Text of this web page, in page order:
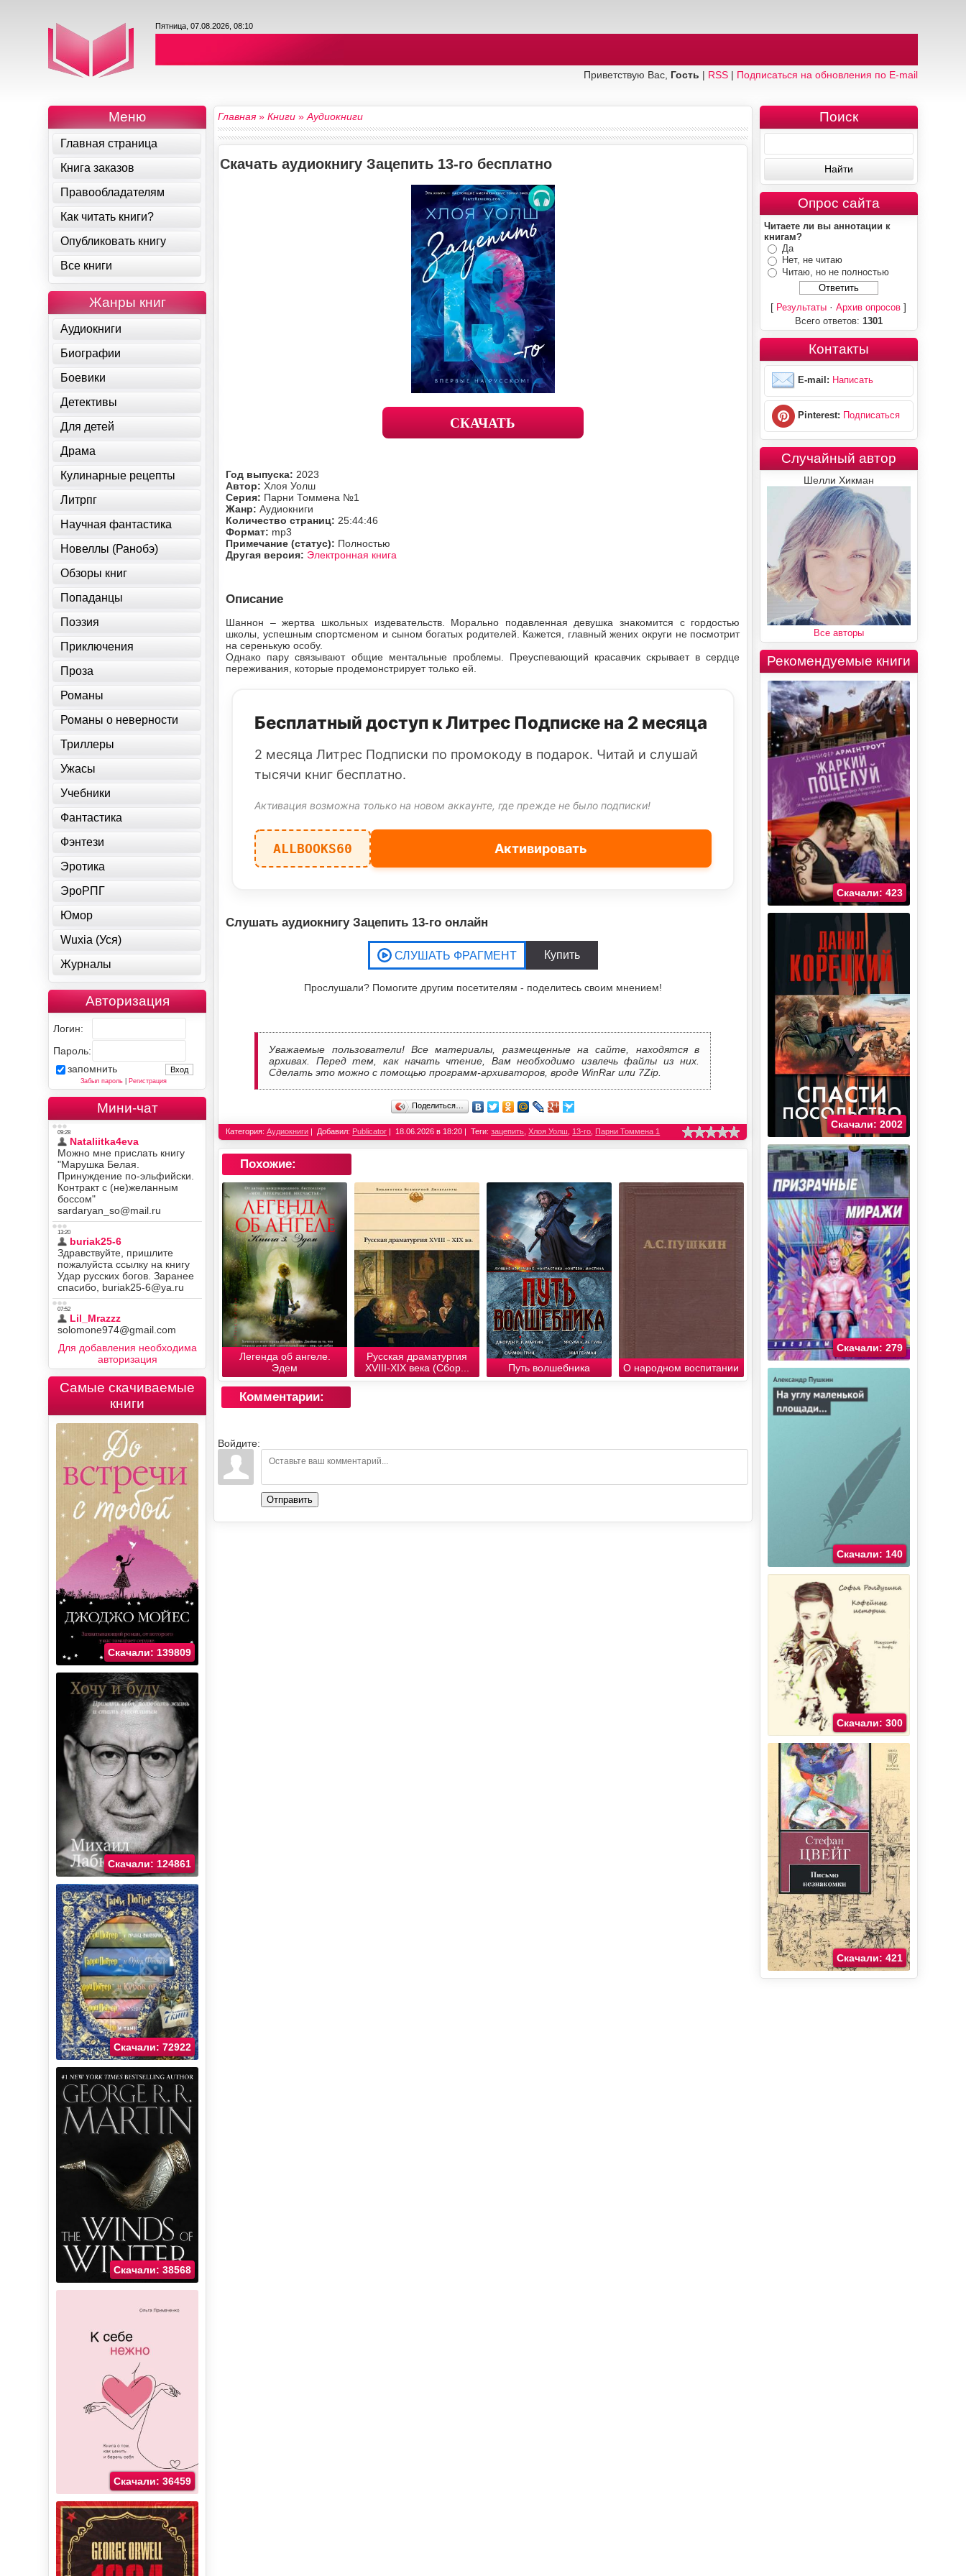
Пятница, 07.08.2026, 08:10
Приветствую Вас, Гость | RSS| Подписаться на обновления по E-mail
Главная»Книги »Аудиокниги
Скачать аудиокнигу Зацепить 13-го бесплатно
СКАЧАТЬ
Год выпуска: 2023
Автор:Хлоя Уолш
Серия: Парни Томмена №1
Жанр:Аудиокниги
Количество страниц: 25:44:46
Формат: mp3
Примечание (статус): Полностью
Другая версия: Электронная книга
Описание
Шаннон – жертва школьных издевательств. Морально подавленная девушка знакомится с гордостью
школы, успешным спортсменом и сыном богатых родителей. Кажется, главный жених округи не посмотрит
на серенькую особу.
Однако пару связывают общие ментальные проблемы. Преуспевающий красавчик скрывает в сердце
переживания, которые продемонстрирует только ей.
Бесплатный доступ к Литрес Подписке на 2 месяца
2 месяца Литрес Подписки по промокоду в подарок. Читай и слушай
тысячи книг бесплатно.
Активация возможна только на новом аккаунте, где прежде не было подписки!
ALLBOOKS60 Активировать
Слушать аудиокнигу Зацепить 13-го онлайн
Прослушали? Помогите другим посетителям - поделитесь своим мнением!
Уважаемые пользователи! Все материалы, размещенные на сайте, находятся в
архивах. Перед тем, как начать чтение, Вам необходимо извлечь файлы из них.
Сделать это можно с помощью программ-архиваторов, вроде WinRar или 7Zip.
Поделиться…
Категория:Аудиокниги Добавил: Publicator 18.06.2026 в 18:20 Теги:зацепить ,Хлоя Уолш 13-го Парни Томмена 1
Похожие:
Легенда об ангеле.
Эдем
Русская драматургия
XVIII-XIX века (Сбор...
Путь волшебника О народном воспитании
Комментарии:
Войдите:
Отправить
Меню
Главная страница
Книга заказов
Правообладателям
Как читать книги?
Опубликовать книгу
Все книги
Жанры книг
Аудиокниги
Биографии
Боевики
Детективы
Для детей
Драма
Кулинарные рецепты
Литрпг
Научная фантастика
Новеллы (Ранобэ)
Обзоры книг
Попаданцы
Поэзия
Приключения
Проза
Романы
Романы о неверности
Триллеры
Ужасы
Учебники
Фантастика
Фэнтези
Эротика
ЭроРПГ
Юмор
Wuxia (Уся)
Журналы
Авторизация
Логин:
Пароль:
запомнить
Забыл пароль| Регистрация
Мини-чат
Для добавления необходима
авторизация
Самые скачиваемые
книги
Скачали: 139809
Скачали: 124861
Скачали: 72922
Скачали: 38568
Скачали: 36459
Поиск
Опрос сайта
Читаете ли вы аннотации к
книгам?
Да
Нет, не читаю
Читаю, но не полностью
[ Результаты ·Архив опросов ]
Всего ответов: 1301
Контакты
E-mail: Написать
Pinterest: Подписаться
Случайный автор
Шелли Хикман
Все авторы
Рекомендуемые книги
Скачали: 423
Скачали: 2002
Скачали: 279
Скачали: 140
Скачали: 300
Скачали: 421